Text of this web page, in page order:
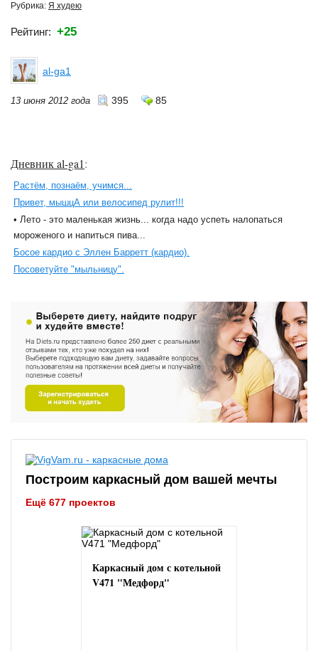
Рубрика: Я худею
Рейтинг: +25
al-ga1
13 июня 2012 года 395 85
Дневник al-ga1:
Растём, познаём, учимся...
Привет, мышцА или велосипед рулит!!!
• Лето - это маленькая жизнь... когда надо успеть налопаться
мороженого и напиться пива...
Босое кардио с Эллен Барретт (кардио).
Посоветуйте "мыльницу".
Построим каркасный дом вашей мечты
Ещё 677 проектов
Каркасный дом с котельной
V471 "Медфорд"